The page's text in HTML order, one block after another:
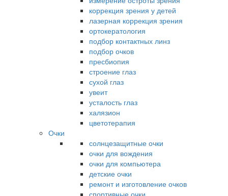
коррекция зрения у детей
лазерная коррекция зрения
ортокератология
подбор контактных линз
подбор очков
пресбиопия
строение глаз
сухой глаз
увеит
усталость глаз
халязион
цветотерапия
Очки
солнцезащитные очки
очки для вождения
очки для компьютера
детские очки
ремонт и изготовление очков